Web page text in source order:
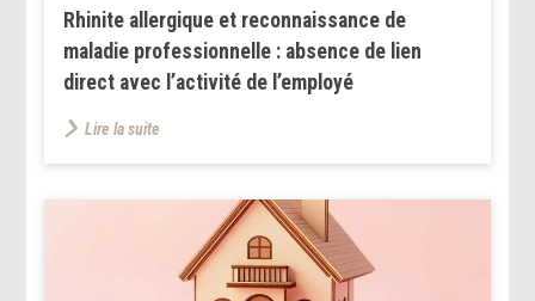
Rhinite allergique et reconnaissance de
maladie professionnelle : absence de lien
direct avec l’activité de l’employé
Lire la suite